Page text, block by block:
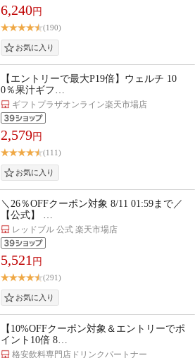
6,240円
(190)
【エントリーで最大P19倍】ウェルチ 10
0％果汁ギフ…
ギフトプラザオンライン楽天市場店
2,579円
(111)
＼26％OFFクーポン対象 8/11 01:59まで／
【公式】 …
レッドブル 公式 楽天市場店
5,521 円
(291)
【10%OFFクーポン対象＆エントリーでポ
イント10倍 8…
格安飲料専門店ドリンクパートナー